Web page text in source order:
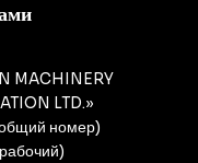
MACHINERY
LTD.»
номер)